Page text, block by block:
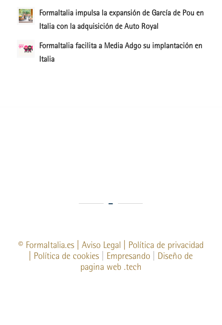
FormaItalia impulsa la expansión de García de Pou en
Italia con la adquisición de Auto Royal
FormaItalia facilita a Media Adgo su implantación en
Italia
© FormaItalia.es Aviso Legal
Política de privacidad
Política de cookies Empresando
Diseño de
pagina web .tech